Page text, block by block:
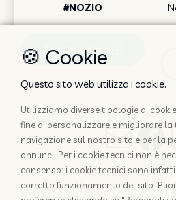
#NOZIO
Scopri come
🍪 Cookie
Questo sito web utilizza i cookie.
Utilizziamo diverse tipologie di
fine di personalizzare e migliorare la
navigazione sul nostro sito e per la
annunci. Per i cookie tecnici non è
consenso: i cookie tecnici sono
corretto funzionamento del sito.